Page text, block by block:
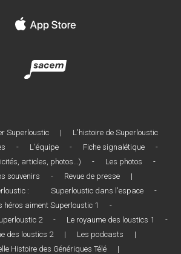
Superloustic |
L'histoire de Superloustic
- L'équipe - Fiche signalétique
-
articles, photos...)
- Les photos
-
souvenirs
- Revue de presse
|
:
Superloustic dans l'espace
-
héros aiment Superloustic 1
-
2
- Le royaume des loustics 1
-
des loustics 2
| Les podcasts
|
Histoire des Génériques Télé
|